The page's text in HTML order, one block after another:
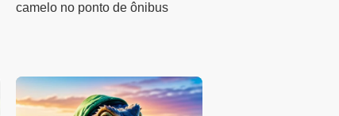
camelo no ponto de ônibus